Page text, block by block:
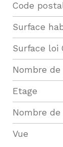
Label
Code
Surface
Surface loi
Nombre
Etage
Nombre
Vue